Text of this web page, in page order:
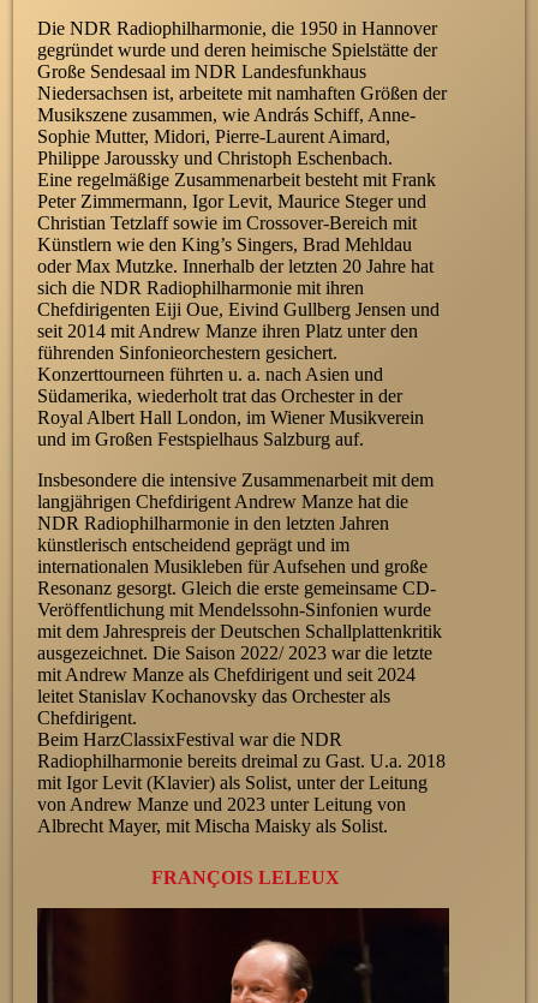
Die NDR Radiophilharmonie, die 1950 in Hannover
gegründet wurde und deren heimische Spielstätte der
Große Sendesaal im NDR Landesfunkhaus
Niedersachsen ist, arbeitete mit namhaften Größen der
Musikszene zusammen, wie András Schiff, Anne-
Sophie Mutter, Midori, Pierre-Laurent Aimard,
Philippe Jaroussky und Christoph Eschenbach.
Eine regelmäßige Zusammenarbeit besteht mit Frank
Peter Zimmermann, Igor Levit, Maurice Steger und
Christian Tetzlaff sowie im Crossover-Bereich mit
Künstlern wie den King’s Singers, Brad Mehldau
oder Max Mutzke. Innerhalb der letzten 20 Jahre hat
sich die NDR Radiophilharmonie mit ihren
Chefdirigenten Eiji Oue, Eivind Gullberg Jensen und
seit 2014 mit Andrew Manze ihren Platz unter den
führenden Sinfonieorchestern gesichert.
Konzerttourneen führten u. a. nach Asien und
Südamerika, wiederholt trat das Orchester in der
Royal Albert Hall London, im Wiener Musikverein
und im Großen Festspielhaus Salzburg auf.
Insbesondere die intensive Zusammenarbeit mit dem
langjährigen Chefdirigent Andrew Manze hat die
NDR Radiophilharmonie in den letzten Jahren
künstlerisch entscheidend geprägt und im
internationalen Musikleben für Aufsehen und große
Resonanz gesorgt. Gleich die erste gemeinsame CD-
Veröffentlichung mit Mendelssohn-Sinfonien wurde
mit dem Jahrespreis der Deutschen Schallplattenkritik
ausgezeichnet. Die Saison 2022/ 2023 war die letzte
mit Andrew Manze als Chefdirigent und seit 2024
leitet Stanislav Kochanovsky das Orchester als
Chefdirigent.
Beim HarzClassixFestival war die NDR
Radiophilharmonie bereits dreimal zu Gast. U.a. 2018
mit Igor Levit (Klavier) als Solist, unter der Leitung
von Andrew Manze und 2023 unter Leitung von
Albrecht Mayer, mit Mischa Maisky als Solist.
FRANÇOIS LELEUX